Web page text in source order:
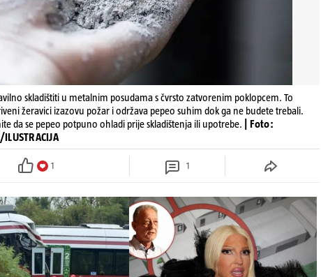
skladištiti u metalnim posudama s čvrsto zatvorenim poklopcem. To
žeravici izazovu požar i održava pepeo suhim dok ga ne budete trebali.
da se pepeo potpuno ohladi prije skladištenja ili upotrebe.
| Foto:
1 1